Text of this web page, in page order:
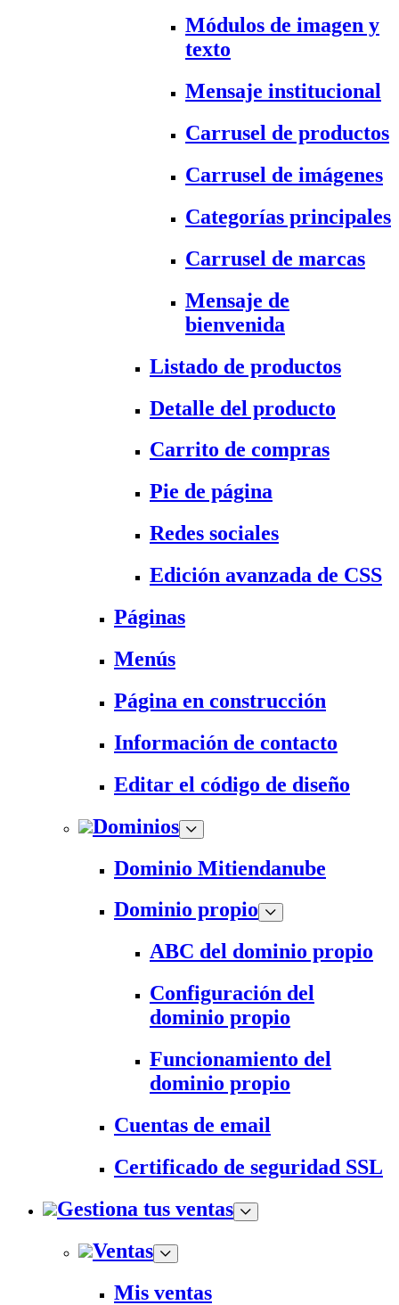
Módulos de imagen y
texto
Mensaje institucional
Carrusel de productos
Carrusel de imágenes
Categorías principales
Carrusel de marcas
Mensaje de
bienvenida
Listado de productos
Detalle del producto
Carrito de compras
Pie de página
Redes sociales
Edición avanzada de CSS
Páginas
Menús
Página en construcción
Información de contacto
Editar el código de diseño
Dominios
Dominio Mitiendanube
Dominio propio
ABC del dominio propio
Configuración del
dominio propio
Funcionamiento del
dominio propio
Cuentas de email
Certificado de seguridad SSL
Gestiona tus ventas
Ventas
Mis ventas